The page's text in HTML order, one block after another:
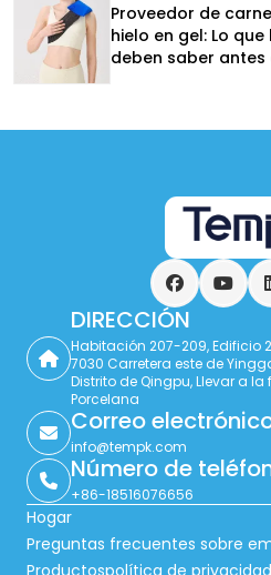
Proveedor de
hielo en gel: Lo
deben saber
Facebook
DIRECCIÓN
Habitación 207-209, Edificio
7030 Carretera este de
Distrito de Qingpu, Llevar a la
Porcelana
Correo
info@tempk.com
Número de
+86-18516076656
Hogar
Preguntas frecuentes sobre